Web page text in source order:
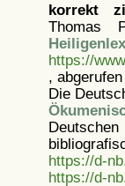
korrekt
Thomas
https://
,
Die
https://d-
https://d-